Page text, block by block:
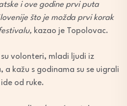
i ove godine prvi puta
što je možda prvi korak
kazao je Topolovac.
volonteri, mladi ljudi iz
a kažu s godinama su se uigrali
od ruke.